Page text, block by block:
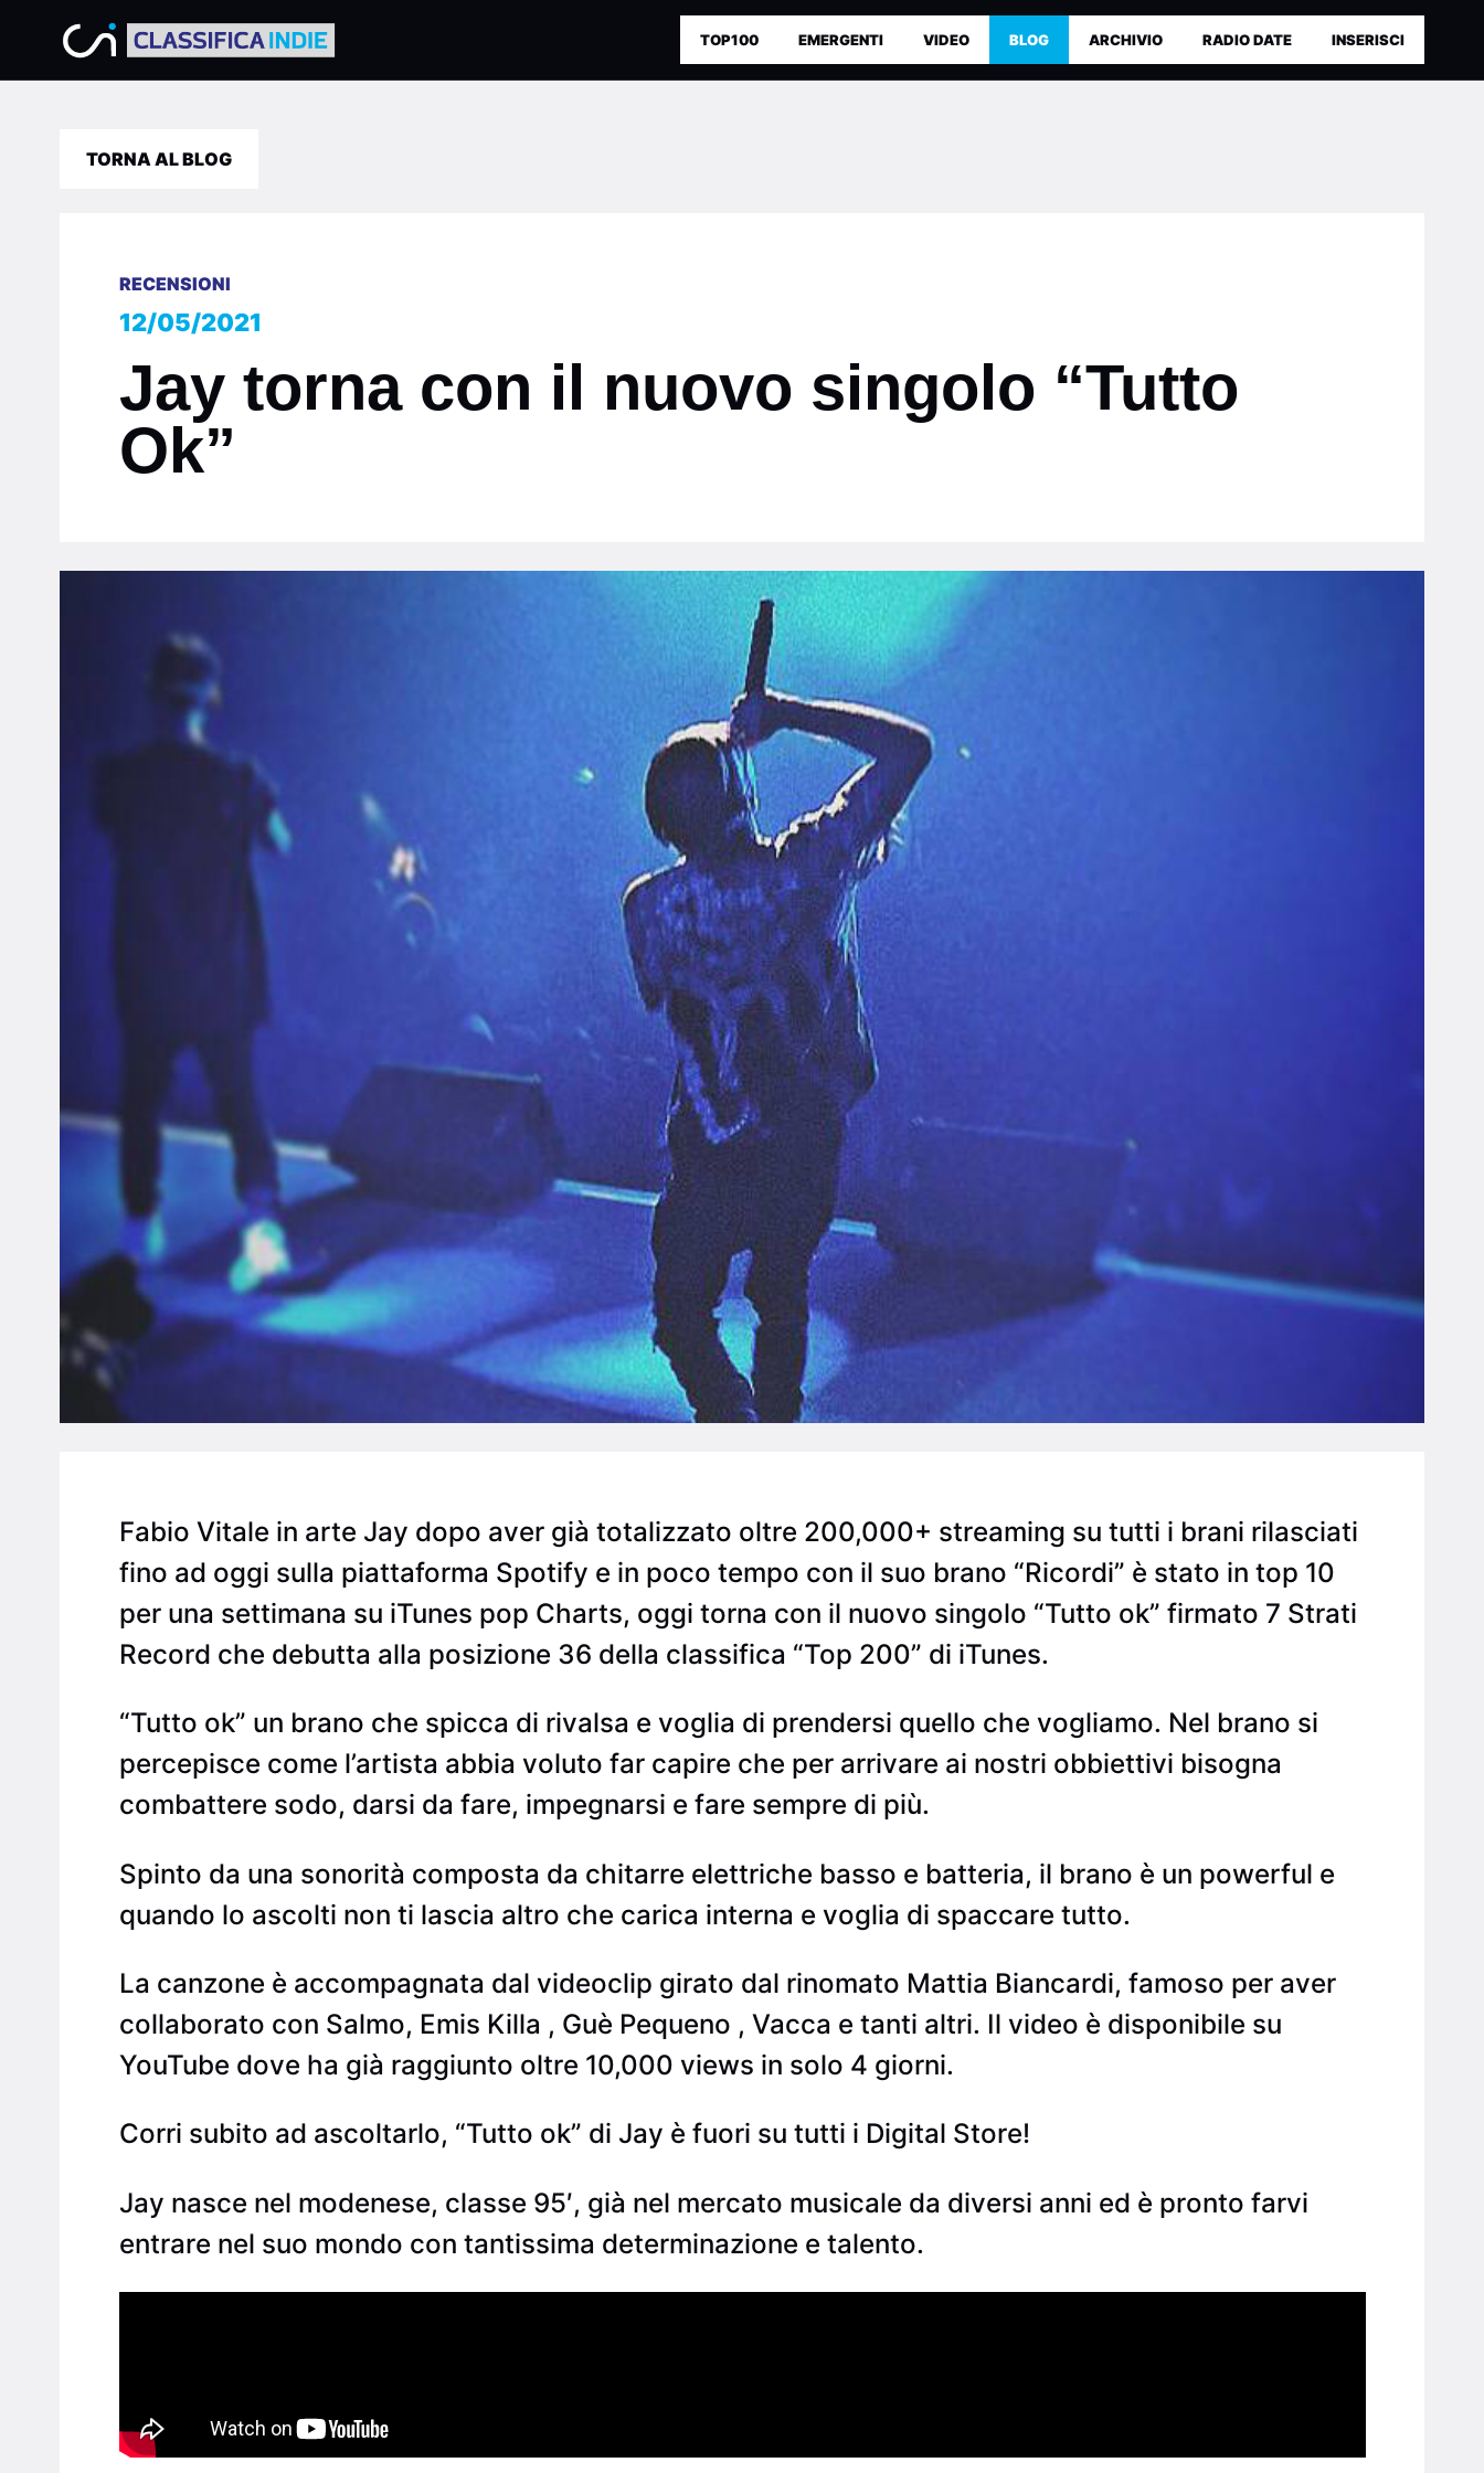
TOP100 EMERGENTI VIDEO BLOG ARCHIVIO RADIO DATE INSERISCI
TORNA AL BLOG
RECENSIONI
12/05/2021
Jay torna con il nuovo singolo “Tutto
Ok”
Fabio Vitale in arte Jay dopo aver già totalizzato oltre 200,000+ streaming su tutti i brani rilasciati
fino ad oggi sulla piattaforma Spotify e in poco tempo con il suo brano “Ricordi” è stato in top 10
per una settimana su iTunes pop Charts, oggi torna con il nuovo singolo “Tutto ok” firmato 7 Strati
Record che debutta alla posizione 36 della classifica “Top 200” di iTunes.
“Tutto ok” un brano che spicca di rivalsa e voglia di prendersi quello che vogliamo. Nel brano si
percepisce come l’artista abbia voluto far capire che per arrivare ai nostri obbiettivi bisogna
combattere sodo, darsi da fare, impegnarsi e fare sempre di più.
Spinto da una sonorità composta da chitarre elettriche basso e batteria, il brano è un powerful e
quando lo ascolti non ti lascia altro che carica interna e voglia di spaccare tutto.
La canzone è accompagnata dal videoclip girato dal rinomato Mattia Biancardi, famoso per aver
collaborato con Salmo, Emis Killa , Guè Pequeno , Vacca e tanti altri. Il video è disponibile su
YouTube dove ha già raggiunto oltre 10,000 views in solo 4 giorni.
Corri subito ad ascoltarlo, “Tutto ok” di Jay è fuori su tutti i Digital Store!
Jay nasce nel modenese, classe 95′, già nel mercato musicale da diversi anni ed è pronto farvi
entrare nel suo mondo con tantissima determinazione e talento.